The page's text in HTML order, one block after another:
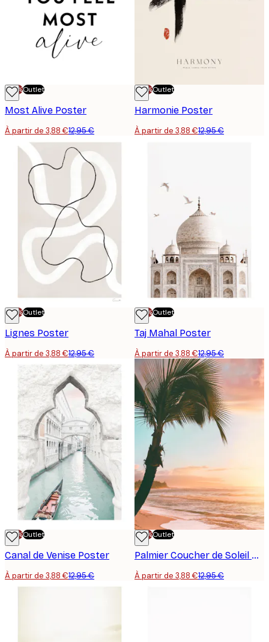
-70%Outlet
Most Alive Poster
À partir de 3,88 €12,95 €
-70%Outlet
Harmonie Poster
À partir de 3,88 €12,95 €
-70%Outlet
Lignes Poster
À partir de 3,88 €12,95 €
-70%Outlet
Taj Mahal Poster
À partir de 3,88 €12,95 €
-70%Outlet
Canal de Venise Poster
À partir de 3,88 €12,95 €
-70%Outlet
Palmier Coucher de Soleil Poster
À partir de 3,88 €12,95 €